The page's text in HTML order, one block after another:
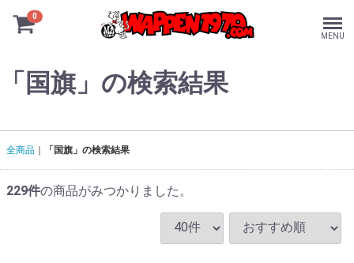
0
MENU
「国旗」の検索結果
全商品 「国旗」の検索結果
229件の商品がみつかりました。